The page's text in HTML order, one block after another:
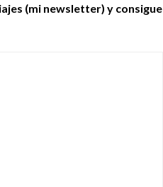
(mi newsletter) y consigue